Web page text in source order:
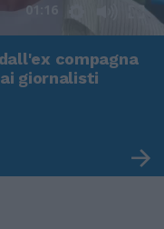
01:16
compagna
giornalisti